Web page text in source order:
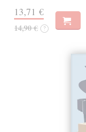
13,71 €
14,90 € ?